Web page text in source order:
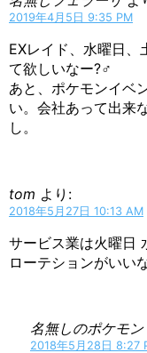
2019年4月5日 9:35 PM
EXレイド、水曜日、
て欲しいなー?‍♂️
あと、ポケモンイベ
い。会社あって出来
し。
tom より:
2018年5月27日 10:13 AM
サービス業は火曜日
ローテションがいい
名無しのポケモ
2018年5月28日 8:27